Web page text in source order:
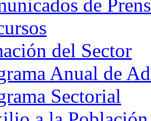
de
del Sector
Anual de
Sectorial